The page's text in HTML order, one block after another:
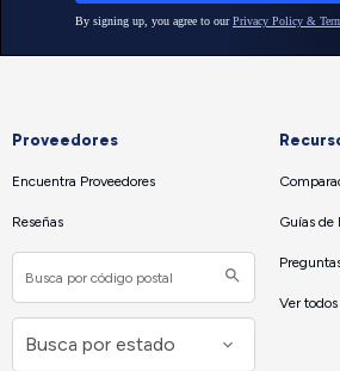
Proveedores
Encuentra Proveedores
Reseñas Guías de
Ver